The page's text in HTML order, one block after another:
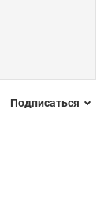
Подписаться